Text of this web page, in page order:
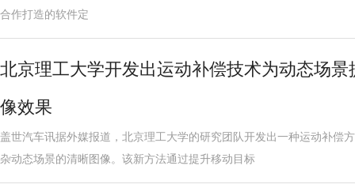
合作打造的软件定
北京理工大学开发出运动补偿技术为动态场
像效果
盖世汽车讯据外媒报道，北京理工大学的研究团队开发出一种运动补偿
杂动态场景的清晰图像。该新方法通过提升移动目标